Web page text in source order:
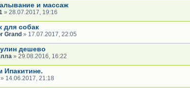
и массаж
» 28.07.2017, 19:16
для собак
Grand » 17.07.2017, 22:05
дешево
» 29.08.2016, 16:22
Ипакитине.
» 14.06.2017, 21:18